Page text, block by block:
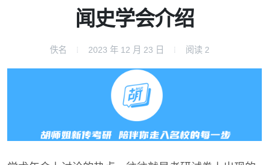
闻史学会介绍
佚名 2023 年 12 月 23 日 阅读 2